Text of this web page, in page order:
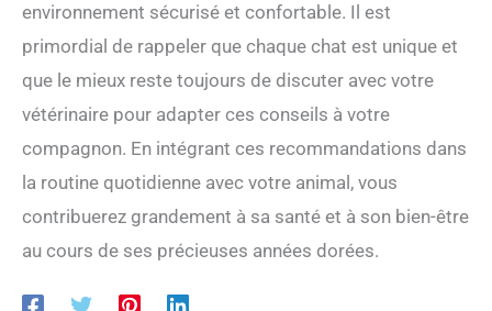
environnement sécurisé et confortable. Il est
primordial de rappeler que chaque chat est unique et
que le mieux reste toujours de discuter avec votre
vétérinaire pour adapter ces conseils à votre
compagnon. En intégrant ces recommandations dans
la routine quotidienne avec votre animal, vous
contribuerez grandement à sa santé et à son bien-être
au cours de ses précieuses années dorées.